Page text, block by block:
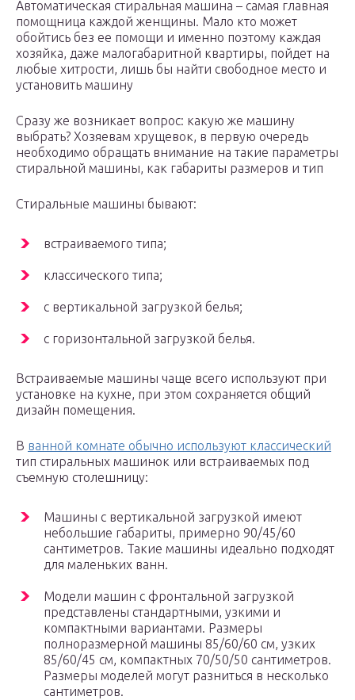
Автоматическая стиральная машина – самая главная
помощница каждой женщины. Мало кто может
обойтись без ее помощи и именно поэтому каждая
хозяйка, даже малогабаритной квартиры, пойдет на
любые хитрости, лишь бы найти свободное место и
установить машину
Сразу же возникает вопрос: какую же машину
выбрать? Хозяевам хрущевок, в первую очередь
необходимо обращать внимание на такие параметры
стиральной машины, как габариты размеров и тип
Стиральные машины бывают:
встраиваемого типа;
классического типа;
с вертикальной загрузкой белья;
с горизонтальной загрузкой белья.
Встраиваемые машины чаще всего используют при
установке на кухне, при этом сохраняется общий
дизайн помещения.
В ванной комнате обычно используют классический
тип стиральных машинок или встраиваемых под
съемную столешницу:
Машины с вертикальной загрузкой имеют
небольшие габариты, примерно 90/45/60
сантиметров. Такие машины идеально подходят
для маленьких ванн.
Модели машин с фронтальной загрузкой
представлены стандартными, узкими и
компактными вариантами. Размеры
полноразмерной машины 85/60/60 см, узких
85/60/45 см, компактных 70/50/50 сантиметров.
Размеры моделей могут разниться в несколько
сантиметров.